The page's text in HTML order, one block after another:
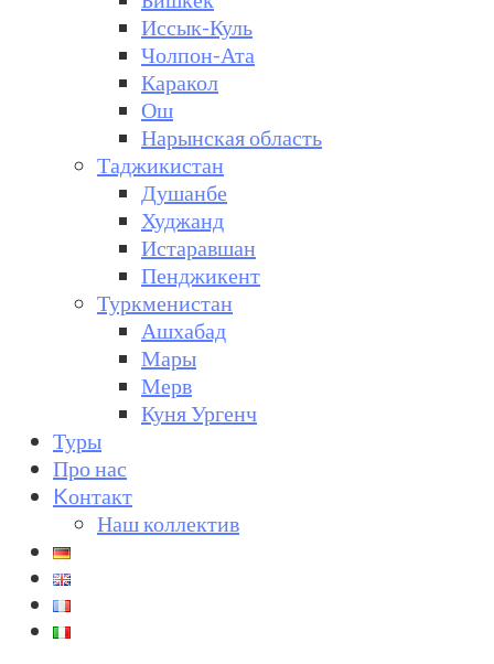
Иссык-Куль
Чолпон-Ата
Каракол
Ош
Нарынская область
Таджикистан
Душанбе
Худжанд
Истаравшан
Пенджикент
Туркменистан
Ашхабад
Мары
Мерв
Куня Ургенч
Туры
Про нас
Kонтакт
Наш коллектив